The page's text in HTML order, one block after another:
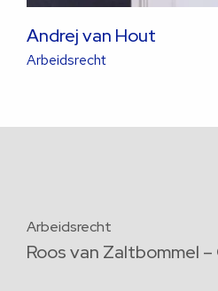
Andrej van Hout
ArbeidsrechtLees
deze
Arbeidsrecht
Roos van Zaltbommel